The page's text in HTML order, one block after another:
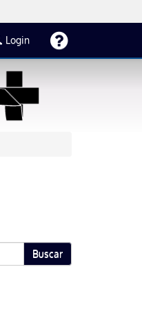
Login
Buscar